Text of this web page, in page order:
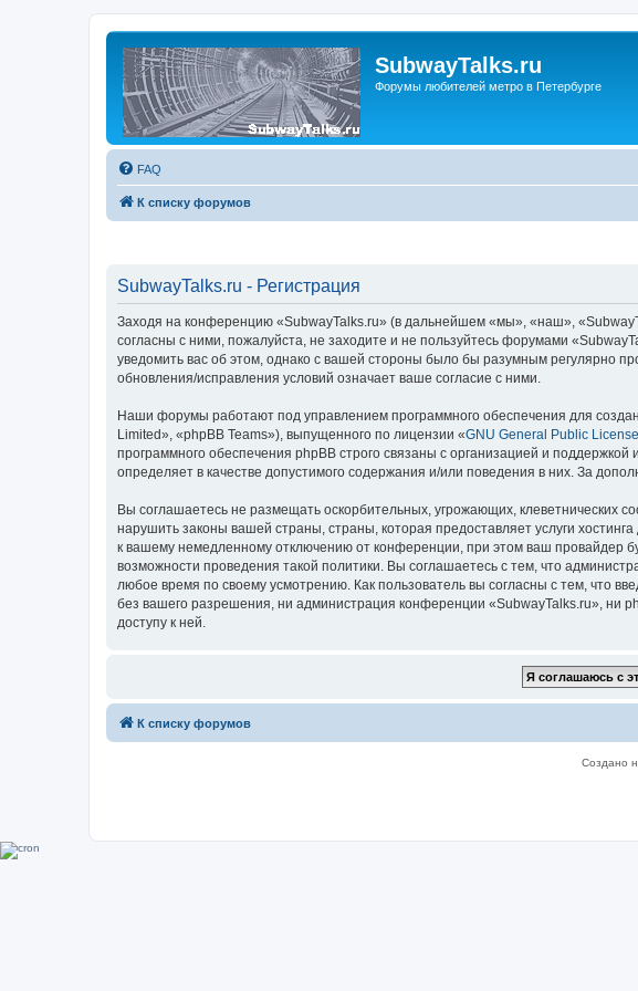
SubwayTalks.ru
Форумы любителей метро в Петербурге
FAQ
К списку форумов
SubwayTalks.ru - Регистрация
Заходя на конференцию «SubwayTalks.ru» (в дальнейшем «мы», «наш»,
согласны с ними, пожалуйста, не заходите и не пользуйтесь форумами
уведомить вас об этом, однако с вашей стороны было бы разумным регулярно
обновления/исправления условий означает ваше согласие с ними.
Наши форумы работают под управлением программного обеспечения для
Limited», «phpBB Teams»), выпущенного по лицензии «GNU General Public
программного обеспечения phpBB строго связаны с организацией и
определяет в качестве допустимого содержания и/или поведения в них. За
Вы соглашаетесь не размещать оскорбительных, угрожающих, клеветнических
нарушить законы вашей страны, страны, которая предоставляет услуги
к вашему немедленному отключению от конференции, при этом ваш провайдер
возможности проведения такой политики. Вы соглашаетесь с тем, что
любое время по своему усмотрению. Как пользователь вы согласны с тем, что
без вашего разрешения, ни администрация конференции «SubwayTalks.ru», ни
доступу к ней.
К списку форумов
Создано